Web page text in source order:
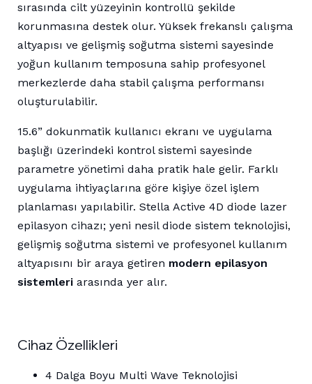
sırasında cilt yüzeyinin kontrollü şekilde
korunmasına destek olur. Yüksek frekanslı çalışma
altyapısı ve gelişmiş soğutma sistemi sayesinde
yoğun kullanım temposuna sahip profesyonel
merkezlerde daha stabil çalışma performansı
oluşturulabilir.
15.6” dokunmatik kullanıcı ekranı ve uygulama
başlığı üzerindeki kontrol sistemi sayesinde
parametre yönetimi daha pratik hale gelir. Farklı
uygulama ihtiyaçlarına göre kişiye özel işlem
planlaması yapılabilir. Stella Active 4D diode lazer
epilasyon cihazı; yeni nesil diode sistem teknolojisi,
gelişmiş soğutma sistemi ve profesyonel kullanım
altyapısını bir araya getiren modern epilasyon
sistemleri arasında yer alır.
Cihaz Özellikleri
4 Dalga Boyu Multi Wave Teknolojisi